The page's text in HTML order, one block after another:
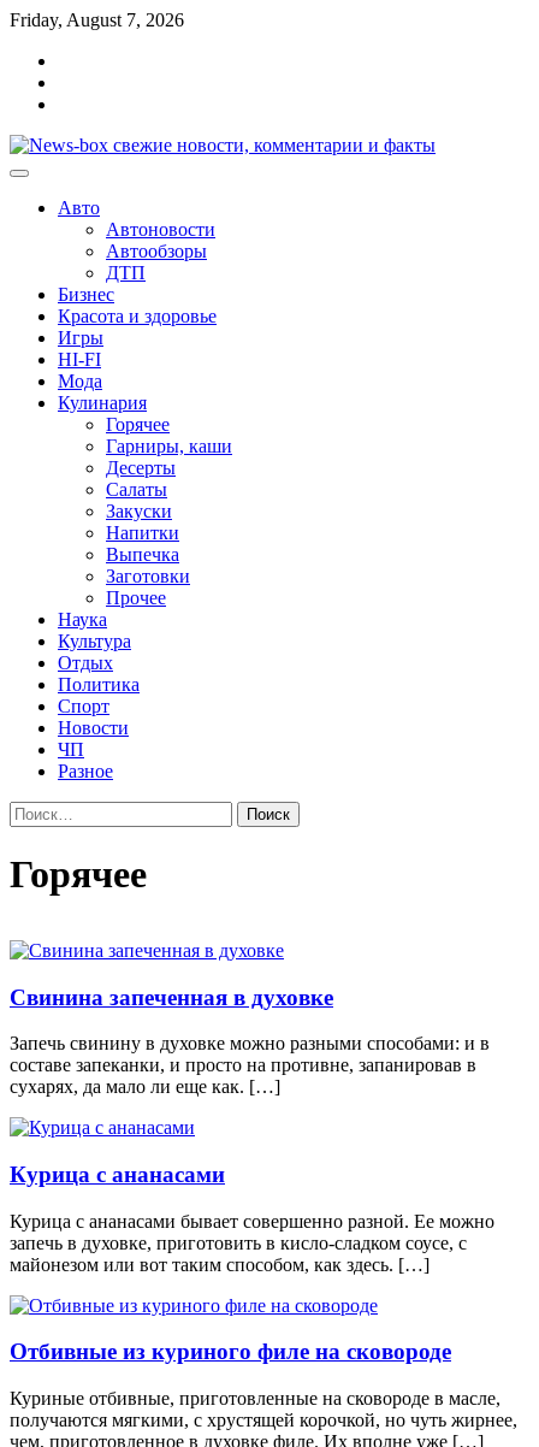
Перейти
содержимому
Friday, August 7, 2026
Авто
Автоновости
Автообзоры
ДТП
Бизнес
Красота и здоровье
Игры
HI-FI
Мода
Кулинария
Горячее
Гарниры, каши
Десерты
Салаты
Закуски
Напитки
Выпечка
Заготовки
Прочее
Наука
Культура
Отдых
Политика
Спорт
Новости
ЧП
Разное
Найти:
Горячее
Свинина запеченная в духовке
Запечь свинину в духовке можно разными способами: и в
составе запеканки, и просто на противне, запанировав в
сухарях, да мало ли еще как. […]
Курица с ананасами
Курица с ананасами бывает совершенно разной. Ее можно
запечь в духовке, приготовить в кисло-сладком соусе, с
майонезом или вот таким способом, как здесь. […]
Отбивные из куриного филе на сковороде
Куриные отбивные, приготовленные на сковороде в масле,
получаются мягкими, с хрустящей корочкой, но чуть жирнее,
чем, приготовленное в духовке филе. Их вполне уже […]